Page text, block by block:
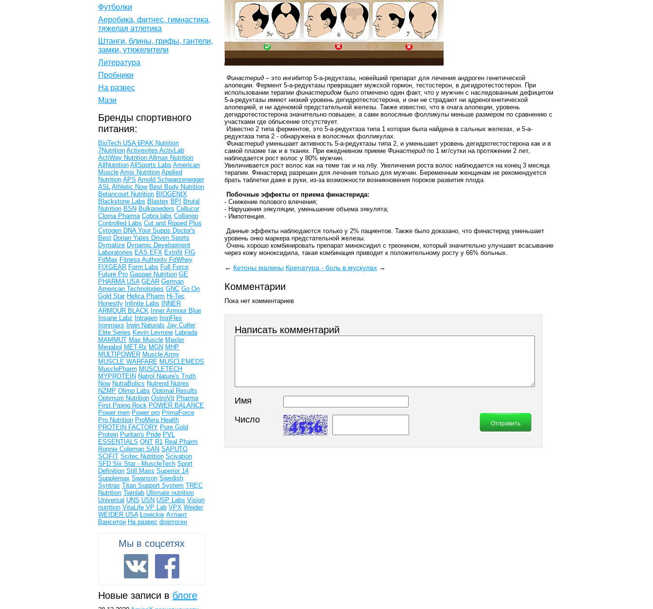
Финастерид – это ингибитор 5-а-редуктазы, новейший препарат для лечения андроген генетической
алопеции. Фермент 5-а-редуктазы превращает мужской гормон, тестостерон, в дигидротестостерон. При
использовании терапии финастеридом было отмечено один факт, что у мужчин с наследованным дефицитом
5-а-редуктазы имеют низкий уровень дегидротестостерона, и они не страдают ни адреногенетической
алопецией, и ни аденомой предстательной железы. Также известно, что в очага алопеции, уровень
дегидротестостерона значительно повышен, а сами волосяные фолликулы меньше размером по сравнению с
участками где облысение отсутствует.
Известно 2 типа ферментов, это 5-а-редуктаза типа 1 которая была найдена в сальных железах, и 5-а-
редуктаза типа 2 - обнаружена в волосяных фолликулах.
Финастерид уменьшает активность 5-а-редуктазы типа 2, и уменьшает уровень дегидротестостерона как и в
самой плазме так и в тканях. При ежедневном приеме Финастерид по 1 мг/сутки на протяжении 2 лет,
наблюдается рост волос у 80% мужчин.
Увеличивается рост волос как на теме так и на лбу. Увеличения роста волос наблюдается на конец 3 месяца
терапии. Финастерид разрешен для лечения только для мужчин. Беременным женщинам не рекомендуется
брать таблетки даже в руки, из-за возможности возникновения пороков развития плода.
Побочные эффекты от приема финастерида:
- Снижение полового влечения;
- Нарушения эякуляции, уменьшение объема эякулята;
- Импотенция.
Данные эффекты наблюдаются только у 2% пациентов. Также было доказано, что финастерид уменьшает
уровень онко маркера предстательной железы.
Очень хорошо комбинировать препарат миноксидил с треонином, который значительно улучшает всасывание
через кожу моноксидила, такая комбинация приводит к положительному росту у 66% больных.
← Кетоны малины Крепатура - боль в мускулах →
Комментарии
Пока нет комментариев
Написать комментарий
Имя
Число
Футболки
Аеробика, фитнес, гимнастика,
тяжелая атлетика
Штанги, блины, грифы, гантели,
замки, утяжелители
Литература
Пробники
На развес
Мази
Бренды спортивного
питания:
BioTech USA 6PAK Nutrition
7Nutrition Activevites ActivLab
ActiWay Nutrition Allmax Nutrition
AllNutrition AllSports Labs American
Muscle Amix Nutrition Applied
Nutrition APS Arnold Schwarzenegger
ASL Athletic Now Best Body Nutrition
Betancourt Nutrition BIOGENIX
Blackstone Labs Blastex BPI
Brutal
Nutrition BSN Bulkpowders Cellucor
Cloma Pharma Cobra labs Collango
Controlled Labs Cut and Ripped Plus
Cytogen DNA Your Supps Doctor's
Best Dorian Yates Driven Sports
Dymatize Dynamic Development
Laboratories EAS EFX Extrifit FIG
FitMax Fitness Authority FitWhey
FIXGEAR Form Labs Full Force
Future Pro Gaspari Nutrition GE
PHARMA USA GEAR German
American Technologies GNC Go On
Gold Star Helica Pharm Hi-Tec
Honestly Infinite Labs
INNER
ARMOUR BLACK Inner Armour Blue
Insane Labz Intragen IronFlex
Ironmaxx Irwin Naturals Jay Cutler
Elite Series Kevin Levrone Labrada
MAMMUT Max Muscle Maxler
Megabol MET-Rx MGN MHP
MULTIPOWER Muscle Army
MUSCLE WARFARE MUSCLEMEDS
MusclePharm MUSCLETECH
MYPROTEIN Natrol Nature's Truth
Now NutraBolics Nutrend Nutrex
NZMP Olimp Labs Optimal Results
Optimum Nutrition OstroVit Pharma
First Piping Rock POWER BALANCE
Power men Power pro PrimaForce
Pro Nutrition ProMera Health
PROTEIN FACTORY Pure Gold
Protein Puritan's Pride PVL
ESSENTIALS QNT R1 Real Pharm
Ronnie Coleman SAN SAPUTO
SCIFIT Scitec Nutrition Scivation
SFD Six Star - MuscleTech Sport
Definition Still Mass Superior 14
Supplemax Swanson Swedish
Syntrax Titan Support System TREC
Nutrition Twinlab Ultimate nutrition
Universal UNS USN USP Labs Vision
nutrition VitaLife VP Lab VPX Weider
WEIDER USA Łowickie Атлант
Ванситон На развес фортоген
Мы в соцсетях
Новые записи в блоге